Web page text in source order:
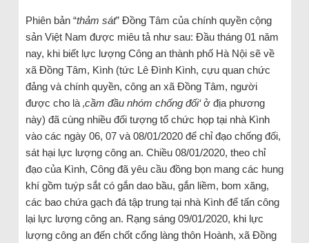
Phiên bản “thảm sát” Đồng Tâm của chính quyền cộng
sản Việt Nam được miêu tả như sau: Đầu tháng 01 năm
nay, khi biết lực lượng Công an thành phố Hà Nội sẽ về
xã Đồng Tâm, Kình (tức Lê Đình Kình, cựu quan chức
đảng và chính quyền, công an xã Đồng Tâm, người
được cho là ‚cầm đầu nhóm chống đối‘ở địa phương
này) đã cùng nhiều đối tượng tổ chức họp tại nhà Kình
vào các ngày 06, 07 và 08/01/2020 để chỉ đạo chống đối,
sát hại lực lượng công an. Chiều 08/01/2020, theo chỉ
đạo của Kình, Công đã yêu cầu đồng bọn mang các hung
khí gồm tuýp sắt có gắn dao bầu, gắn liềm, bom xăng,
các bao chứa gạch đá tập trung tại nhà Kình để tấn công
lại lực lượng công an. Rạng sáng 09/01/2020, khi lực
lượng công an đến chốt cổng làng thôn Hoành, xã Đồng